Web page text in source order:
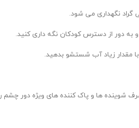
دور از دسترس کودکان نگه داری کنید.
مقدار زیاد آب شستشو بدهید.
شوینده ها و پاک کننده های ویژه دور